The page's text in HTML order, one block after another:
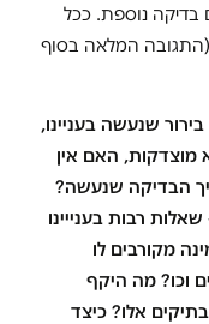
בדיקה נוספת. ככל
(התגובה המלאה בסוף
שנעשה בעניינו,
מוצדקות, האם אין
הבדיקה שנעשה?
רבות בענייינו
מקורבים לו
וכו? מה היקף
אלו? כיצד